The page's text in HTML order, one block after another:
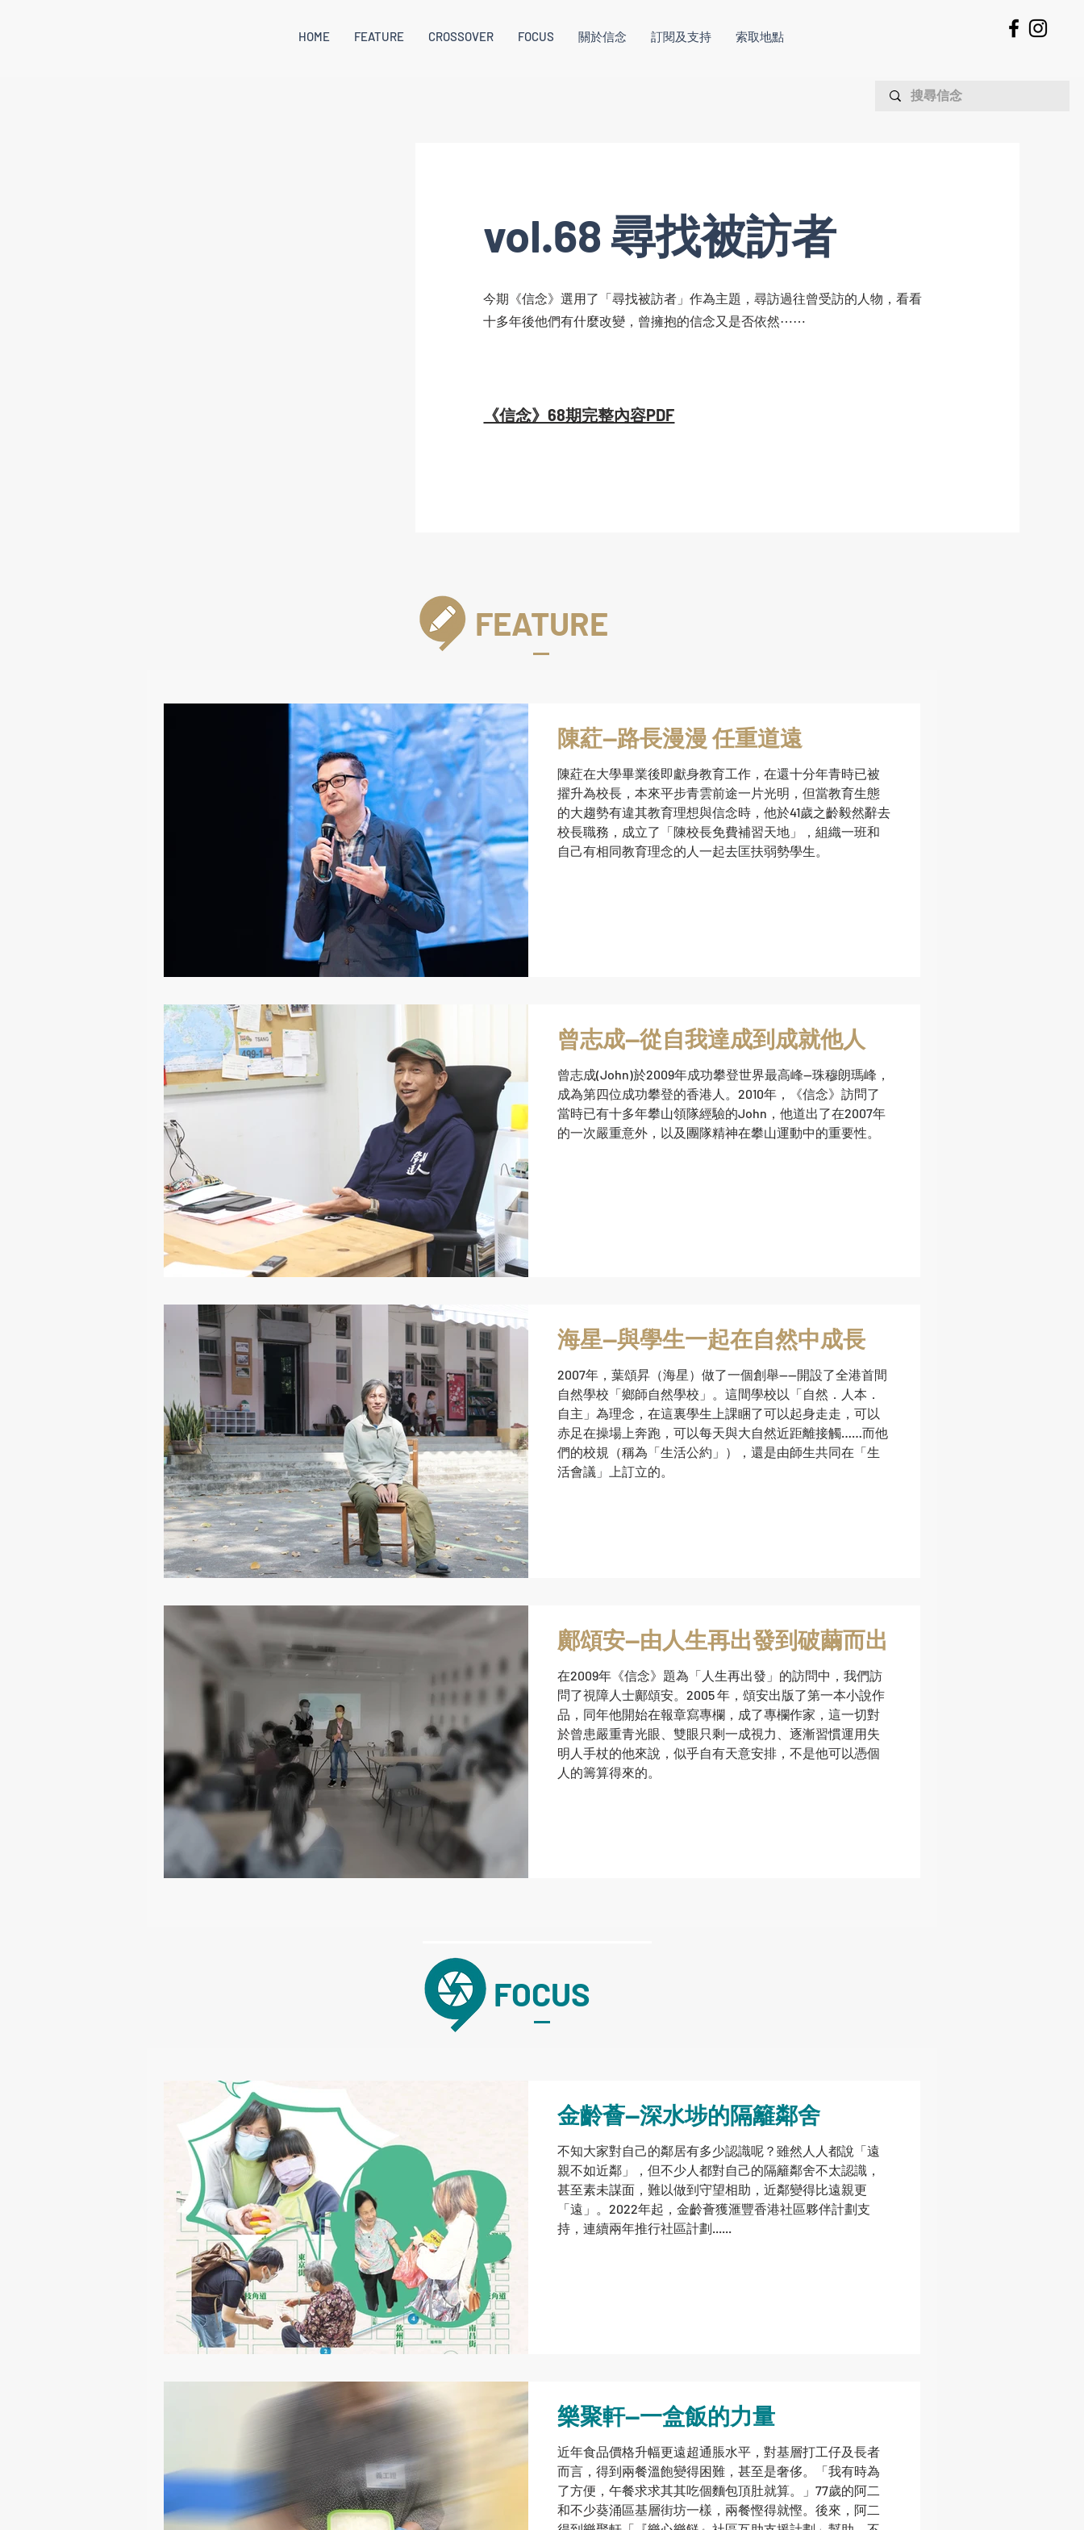
HOME FEATURE CROSSOVER FOCUS 關於信念 訂閱及支持 索取地點
vol.68 尋找被訪者
今期《信念》選用了「尋找被訪者」作為主題，尋訪過往曾受訪的人物，看看
十多年後他們有什麼改變，曾擁抱的信念又是否依然⋯⋯
《信念》68期完整內容PDF
FEATURE
陳葒—路長漫漫 任重道遠
陳葒在大學畢業後即獻身教育工作，在還十分年青時已被
擢升為校長，本來平步青雲前途一片光明，但當教育生態
的大趨勢有違其教育理想與信念時，他於41歲之齡毅然辭去
校長職務，成立了「陳校長免費補習天地」，組織一班和
自己有相同教育理念的人一起去匡扶弱勢學生。
曾志成—從自我達成到成就他人
曾志成(John)於2009年成功攀登世界最高峰—珠穆朗瑪峰，
成為第四位成功攀登的香港人。2010年，《信念》訪問了
當時已有十多年攀山領隊經驗的John，他道出了在2007年
的一次嚴重意外，以及團隊精神在攀山運動中的重要性。
海星—與學生一起在自然中成長
2007年，葉頌昇（海星）做了一個創舉——開設了全港首間
自然學校「鄉師自然學校」。這間學校以「自然．人本．
自主」為理念，在這裏學生上課睏了可以起身走走，可以
赤足在操場上奔跑，可以每天與大自然近距離接觸……而他
們的校規（稱為「生活公約」），還是由師生共同在「生
活會議」上訂立的。
鄺頌安—由人生再出發到破繭而出
在2009年《信念》題為「人生再出發」的訪問中，我們訪
問了視障人士鄺頌安。2005 年，頌安出版了第一本小說作
品，同年他開始在報章寫專欄，成了專欄作家，這一切對
於曾患嚴重青光眼、雙眼只剩一成視力、逐漸習慣運用失
明人手杖的他來說，似乎自有天意安排，不是他可以憑個
人的籌算得來的。
FOCUS
金齡薈—深水埗的隔籬鄰舍
不知大家對自己的鄰居有多少認識呢？雖然人人都說「遠
親不如近鄰」，但不少人都對自己的隔籬鄰舍不太認識，
甚至素未謀面，難以做到守望相助，近鄰變得比遠親更
「遠」。2022年起，金齡薈獲滙豐香港社區夥伴計劃支
持，連續兩年推行社區計劃......
樂聚軒—一盒飯的力量
近年食品價格升幅更遠超通脹水平，對基層打工仔及長者
而言，得到兩餐溫飽變得困難，甚至是奢侈。「我有時為
了方便，午餐求求其其吃個麵包頂肚就算。」77歲的阿二
和不少葵涌區基層街坊一樣，兩餐慳得就慳。後來，阿二